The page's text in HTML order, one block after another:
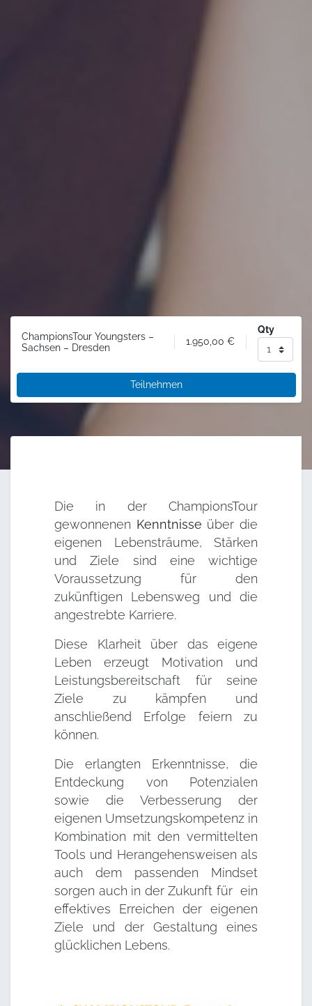
ChampionsTour Youngsters –
Sachsen – Dresden
1.950,00 €
Qty
Teilnehmen
Die in der ChampionsTour
gewonnenen Kenntnisse über die
eigenen Lebensträume, Stärken
und Ziele sind eine wichtige
Voraussetzung für den
zukünftigen Lebensweg und die
angestrebte Karriere.
Diese Klarheit über das eigene
Leben erzeugt Motivation und
Leistungsbereitschaft für seine
Ziele zu kämpfen und
anschließend Erfolge feiern zu
können.
Die erlangten Erkenntnisse, die
Entdeckung von Potenzialen
sowie die Verbesserung der
eigenen Umsetzungskompetenz in
Kombination mit den vermittelten
Tools und Herangehensweisen als
auch dem passenden Mindset
sorgen auch in der Zukunft für ein
effektives Erreichen der eigenen
Ziele und der Gestaltung eines
glücklichen Lebens.